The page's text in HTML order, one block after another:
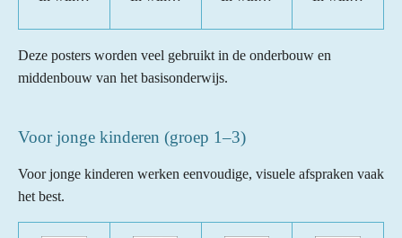
Deze posters worden veel gebruikt in de onderbouw en
middenbouw van het basisonderwijs.
Voor jonge kinderen (groep 1–3)
Voor jonge kinderen werken eenvoudige, visuele afspraken vaak
het best.